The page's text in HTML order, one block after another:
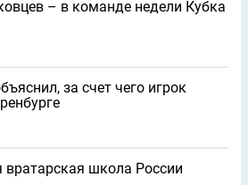
– в команде недели Кубка
за счет чего игрок
школа России